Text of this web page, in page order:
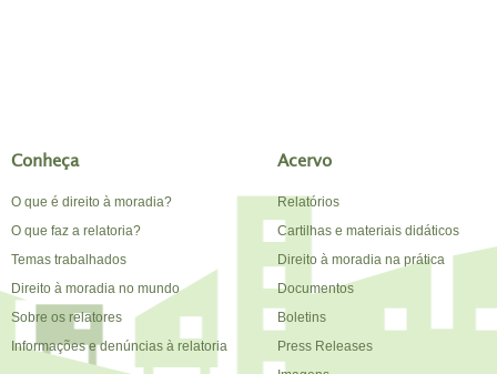
Conheça
O que é direito à moradia?
O que faz a relatoria?
Temas trabalhados
Direito à moradia no mundo
Sobre os relatores
Informações e denúncias à relatoria
Acervo
Relatórios
Cartilhas e materiais didáticos
Direito à moradia na prática
Documentos
Boletins
Press Releases